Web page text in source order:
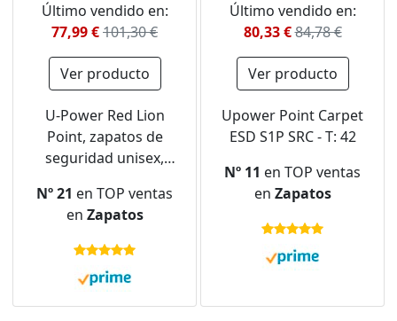
Último vendido en:
77,99 €101,30 €
Ver producto
U-Power Red Lion
Point, zapatos de
seguridad unisex,
cuero antipinchazos,
con inserto Infinergy,
con puntera de
Green-41
Nº 21 en TOP ventas
en Zapatos
Último vendido en:
80,33 €84,78 €
Ver producto
Upower Point Carpet
ESD S1P SRC - T: 42
Nº 11 en TOP ventas
en Zapatos